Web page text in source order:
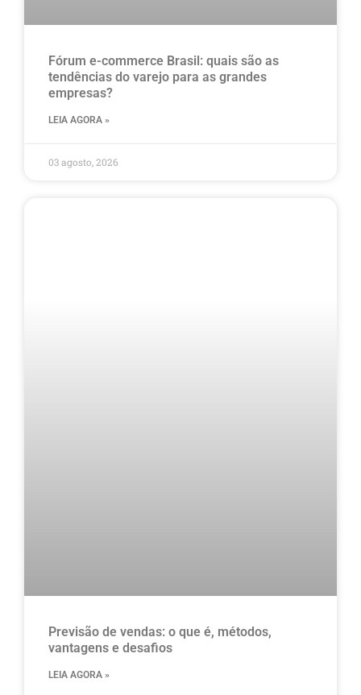
Fórum e-commerce Brasil: quais são as
tendências do varejo para as grandes
empresas?
LEIA AGORA »
03 agosto, 2026
Previsão de vendas: o que é, métodos,
vantagens e desafios
LEIA AGORA »